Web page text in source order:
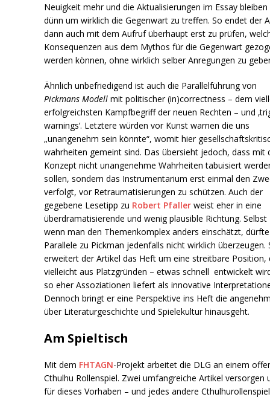
Neuigkeit mehr und die Aktualisierungen im Essay bleiben
dünn um wirklich die Gegenwart zu treffen. So endet der
dann auch mit dem Aufruf überhaupt erst zu prüfen,
Konsequenzen aus dem Mythos für die Gegenwart
werden können, ohne wirklich selber Anregungen zu
Ähnlich unbefriedigend ist auch die Parallelführung von
Pickmans Modell mit politischer (in)correctness – dem
erfolgreichsten Kampfbegriff der neuen Rechten – und
warnings‘. Letztere würden vor Kunst warnen die uns
„unangenehm sein könnte“, womit hier
wahrheiten gemeint sind. Das übersieht jedoch, dass mit
Konzept nicht unangenehme Wahrheiten tabuisiert
sollen, sondern das Instrumentarium erst einmal den
verfolgt, vor Retraumatisierungen zu schützen. Auch der
gegebene Lesetipp zu Robert Pfaller weist eher in eine
überdramatisierende und wenig plausible Richtung. Selbst
wenn man den Themenkomplex anders einschätzt,
Parallele zu Pickman jedenfalls nicht wirklich überzeugen.
erweitert der Artikel das Heft um eine streitbare Position,
vielleicht aus Platzgründen – etwas schnell entwickelt
so eher Assoziationen liefert als innovative
Dennoch bringt er eine Perspektive ins Heft die
über Literaturgeschichte und Spielekultur hinausgeht.
Am Spieltisch
Mit dem FHTAGN-Projekt arbeitet die DLG an einem
Cthulhu Rollenspiel. Zwei umfangreiche Artikel versorgen
für dieses Vorhaben – und jedes andere